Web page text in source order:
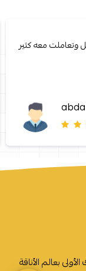
معه كثير
بعالم الأناقة